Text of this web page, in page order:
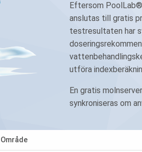
Eftersom
anslutas till gratis
testresultaten har
utföra
En gratis
synkroniseras om
Område